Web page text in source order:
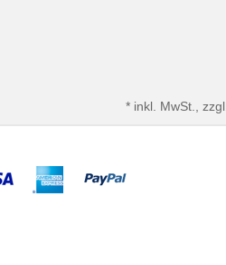
* inkl. MwSt., zzgl.